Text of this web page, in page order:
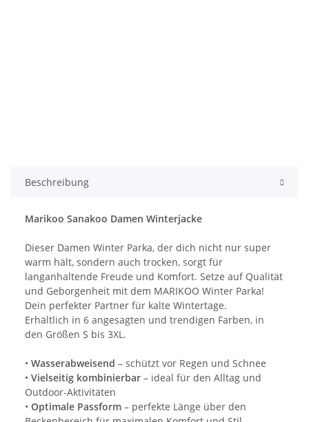
Beschreibung
Marikoo Sanakoo Damen Winterjacke
Dieser Damen Winter Parka, der dich nicht nur super
warm hält, sondern auch trocken, sorgt für
langanhaltende Freude und Komfort. Setze auf Qualität
und Geborgenheit mit dem MARIKOO Winter Parka!
Dein perfekter Partner für kalte Wintertage.
Erhältlich in 6 angesagten und trendigen Farben, in
den Größen S bis 3XL.
• Wasserabweisend – schützt vor Regen und Schnee
• Vielseitig kombinierbar – ideal für den Alltag und
Outdoor-Aktivitäten
• Optimale Passform – perfekte Länge über den